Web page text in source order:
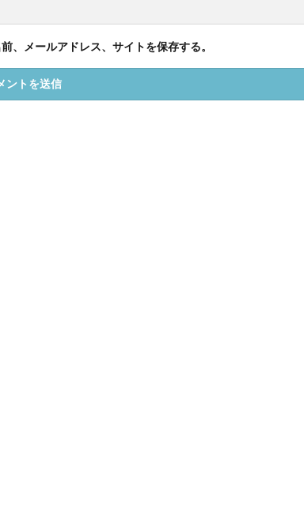
、メールアドレス、サイトを保存する。